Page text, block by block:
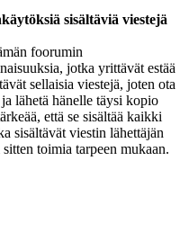
sisältäviä viestejä
foorumin
jotka yrittävät estää
sellaisia viestejä, joten ota
lähetä hänelle täysi kopio
että se sisältää kaikki
sisältävät viestin lähettäjän
toimia tarpeen mukaan.